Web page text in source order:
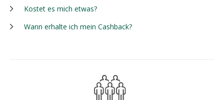
Kostet es mich etwas?
Wann erhalte ich mein Cashback?